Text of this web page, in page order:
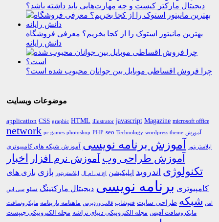
دیجیتال مارکتر کیست و چه مهارت‌هایی باید داشته باشد؟
بهترین مانیتور استوک را از کجا بخریم؟ معرفی فروشگاه
دانش رایانه
چرا فروش اقساطی موبایل بین جوانان محبوب شده است؟
موضوعات وبسایت
application CSS graphic HTML illustrator javascript Magazine microsoft office
network pc games photoshop PHP seo Technology wordpress theme آموزش
ایلاستریتور آموزش برنامه نویسی آموزش شبکه های کامپیوتری
آموزش طراحی وب آموزش نرم افزار اخبار
تکنولوژی اندروید اپلیکیشن اچ تی ام ال ایلاستریتور بازی بازی های
کامپیوتری برنامه نویسی دیجیتال مارکتینگ سئو سی اس
اس شبکه طراحی سایت فتوشاپ قالب وردپرس ماهنامه بازینامه مایکروسافت
مایکروسافت آفیس مجله الکترونیکی دنیای تراشه مجله الکترونیکی چیپست